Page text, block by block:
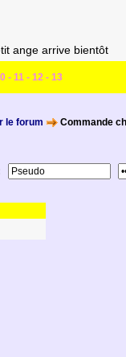
ange arrive bientôt
- 11 - 12 - 13
le forum
Commande